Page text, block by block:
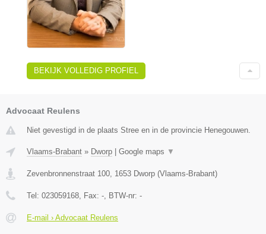
BEKIJK VOLLEDIG PROFIEL
Advocaat Reulens
Niet gevestigd in de plaats Stree en in de provincie Henegouwen.
Vlaams-Brabant » Dworp Google maps ▼
Zevenbronnenstraat 100 1653 Dworp (Vlaams-Brabant)
Tel: 023059168 , Fax: - , BTW-nr: -
E-mail › Advocaat Reulens